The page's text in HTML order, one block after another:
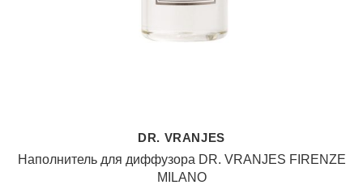
DR. VRANJES
Наполнитель для диффузора DR. VRANJES FIRENZE
MILANO